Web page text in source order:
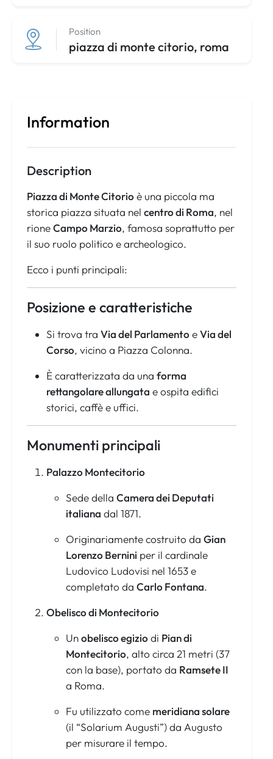
Position
piazza di monte citorio, roma
Information
Description
Piazza di Monte Citorioè una piccola ma
storica piazza situata nel centro di Roma, nel
rioneCampo Marzio, famosa soprattutto per
il suo ruolo politico e archeologico.
Ecco i punti principali:
Posizione e caratteristiche
Si trova tra Via del ParlamentoeVia del
Corso, vicino a Piazza Colonna.
È caratterizzata da una forma
rettangolare allungata e ospita edifici
storici, caffè e uffici.
Monumenti principali
Palazzo Montecitorio
Sede della Camera dei Deputati
italiana dal 1871.
Originariamente costruito da Gian
Lorenzo Bernini per il cardinale
Ludovico Ludovisi nel 1653 e
completato da Carlo Fontana.
Obelisco di Montecitorio
Unobelisco egiziodi Pian di
Montecitorio, alto circa 21 metri (37
con la base), portato da Ramsete II
a Roma.
Fu utilizzato come meridiana solare
(il “Solarium Augusti”) da Augusto
per misurare il tempo.